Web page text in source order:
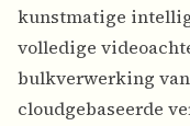
kunstmatige
volledige
bulkverwerking
cloudgebaseerde